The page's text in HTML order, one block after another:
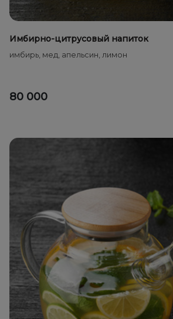
Имбирно-цитрусовый напиток
имбирь, мед, апельсин, лимон
80 000